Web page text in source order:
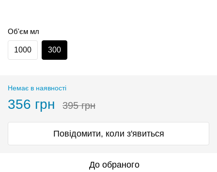
Об'єм мл
1000 300
Немає в наявності
356 грн 395 грн
Повідомити, коли з'явиться
До обраного